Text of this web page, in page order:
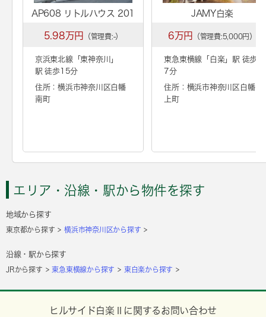
AP608 リトルハウス 201
5.98万円 （管理費:-）
京浜東北線「東神奈川
」
駅 徒歩15分
住所：横浜市神奈川区白幡
南町
JAMY白楽
6万円 （管理費:5,000円）
東急東横線「 白楽」駅 徒歩
7分
住所：横浜市神奈川区白幡
上町
エリア・沿線・駅から物件を探す
地域から探す
東京都から探す 横浜市神奈川区から探す
沿線・駅から探す
JRから探す 東急東横線から探す 東白楽から探す
ヒルサイド白楽Ⅱに関するお問い合わせ